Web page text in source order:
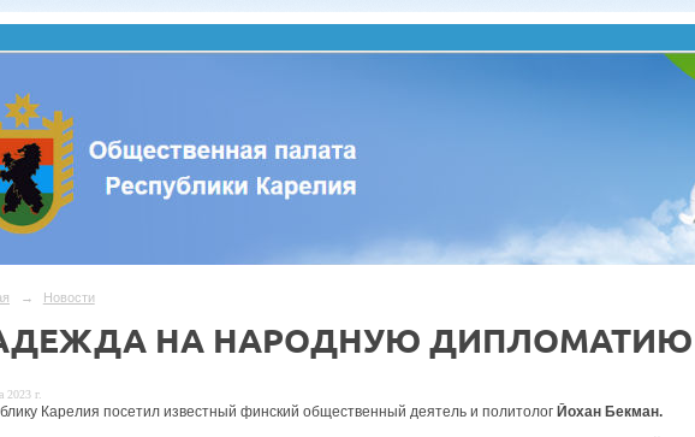
→ Новости
НА НАРОДНУЮ ДИПЛОМАТИЮ
2023 г.
Карелия посетил известный финский общественный деятель и политолог Йохан Бекман.